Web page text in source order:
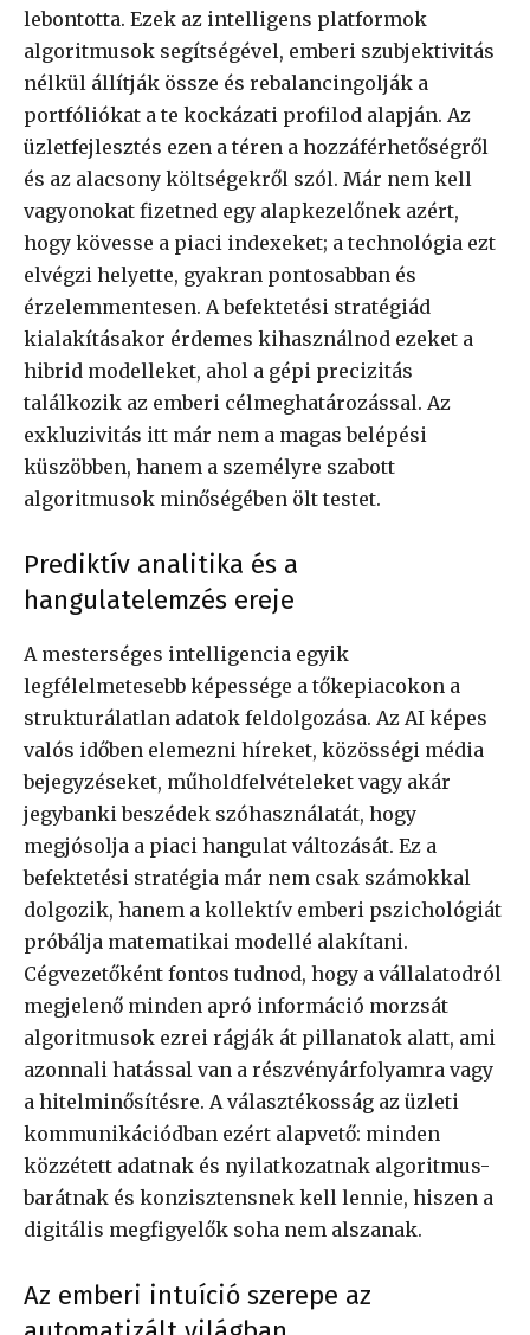
lebontotta. Ezek az intelligens platformok
algoritmusok segítségével, emberi szubjektivitás
nélkül állítják össze és rebalancingolják a
portfóliókat a te kockázati profilod alapján. Az
üzletfejlesztés ezen a téren a hozzáférhetőségről
és az alacsony költségekről szól. Már nem kell
vagyonokat fizetned egy alapkezelőnek azért,
hogy kövesse a piaci indexeket; a technológia ezt
elvégzi helyette, gyakran pontosabban és
érzelemmentesen. A befektetési stratégiád
kialakításakor érdemes kihasználnod ezeket a
hibrid modelleket, ahol a gépi precizitás
találkozik az emberi célmeghatározással. Az
exkluzivitás itt már nem a magas belépési
küszöbben, hanem a személyre szabott
algoritmusok minőségében ölt testet.
Prediktív analitika és a
hangulatelemzés ereje
A mesterséges intelligencia egyik
legfélelmetesebb képessége a tőkepiacokon a
strukturálatlan adatok feldolgozása. Az AI képes
valós időben elemezni híreket, közösségi média
bejegyzéseket, műholdfelvételeket vagy akár
jegybanki beszédek szóhasználatát, hogy
megjósolja a piaci hangulat változását. Ez a
befektetési stratégia már nem csak számokkal
dolgozik, hanem a kollektív emberi pszichológiát
próbálja matematikai modellé alakítani.
Cégvezetőként fontos tudnod, hogy a vállalatodról
megjelenő minden apró információ morzsát
algoritmusok ezrei rágják át pillanatok alatt, ami
azonnali hatással van a részvényárfolyamra vagy
a hitelminősítésre. A választékosság az üzleti
kommunikációdban ezért alapvető: minden
közzétett adatnak és nyilatkozatnak algoritmus-
barátnak és konzisztensnek kell lennie, hiszen a
digitális megfigyelők soha nem alszanak.
Az emberi intuíció szerepe az